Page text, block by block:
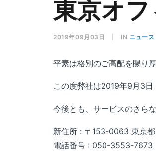
東京オ
2019年09月03日 IN ニュース
平素は格別のご高配を賜り
この度弊社は2019年9月3日
今後とも、サービスのさら
新住所 : 〒153-0063 東京
電話番号 : 050-3553-